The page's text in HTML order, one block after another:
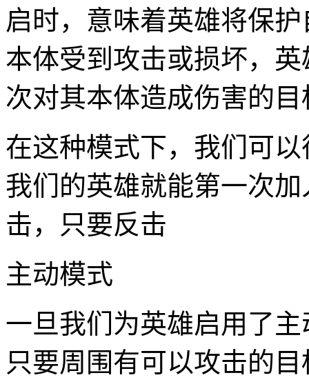
启时，意味着英雄将保
本体受到攻击或损坏，
次对其本体造成伤害的目
在这种模式下，我们可
我们的英雄就能第一次
击，只要反击
主动模式
一旦我们为英雄启用了
只要周围有可以攻击的